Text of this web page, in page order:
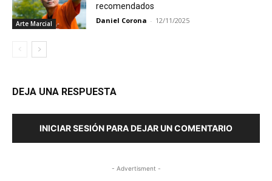
Arte Marcial
recomendados
Daniel Corona - 12/11/2025
DEJA UNA RESPUESTA
INICIAR SESIÓN PARA DEJAR UN COMENTARIO
- Advertisment -